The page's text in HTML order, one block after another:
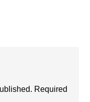
Required